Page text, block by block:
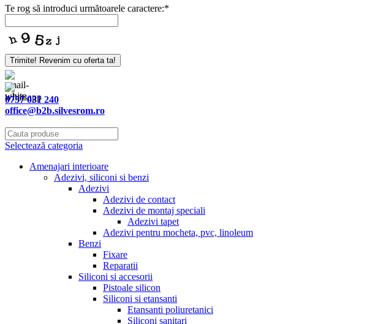
Te rog să introduci următoarele caractere:*
Trimite! Revenim cu oferta ta!
0757 031 240
office@b2b.silvesrom.ro
Selectează categoria
Amenajari interioare
Adezivi, siliconi si benzi
Adezivi
Adezivi de contact
Adezivi de montaj speciali
Adezivi tapet
Adezivi pentru mocheta, pvc, linoleum
Benzi
Fixare
Reparatii
Siliconi si accesorii
Pistoale silicon
Siliconi si etansanti
Etansanti poliuretanici
Siliconi sanitari